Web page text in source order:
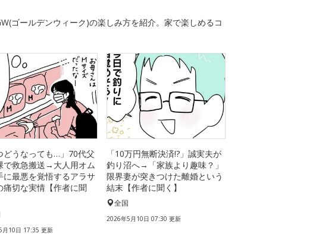
ゴールデンウィーク)の楽しみ方を紹介。家で楽しめるコ
どうなっても…」70代父
で救急搬送→大人用オム
に最悪を覚悟するアラサ
痛切な実情【作者に聞
月10日 17:35 更新
「10万円無断決済!?」誠実夫が
釣り沼へ→「家族より趣味？」
限界妻が突きつけた離婚という
結末【作者に聞く】
全国
2026年5月10日 07:30 更新